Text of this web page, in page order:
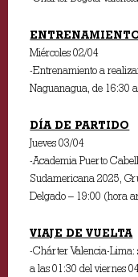
Miércoles 02/04
-Entrenamiento a
Naguanagua, de 16:30
DÍA DE PARTIDO
Jueves 03/04
-Academia Puerto
Sudamericana 2025,
Delgado – 19:00 (hora
VIAJE DE VUELTA
-Chárter Valencia-Lima:
a las 01:30 del viernes